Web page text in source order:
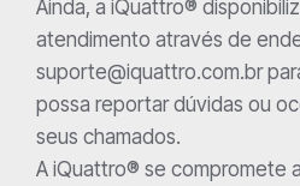
Ainda, a iQuattro®
atendimento através de
suporte@iquattro.com.br
possa reportar dúvidas ou
seus chamados.
A iQuattro® se compromete